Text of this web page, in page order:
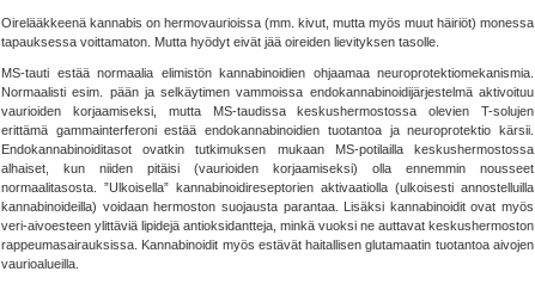
Oirelääkkeenä kannabis on hermovaurioissa (mm. kivut, mutta myös muut häiriöt) monessa
tapauksessa voittamaton. Mutta hyödyt eivät jää oireiden lievityksen tasolle.
MS-tauti estää normaalia elimistön kannabinoidien ohjaamaa neuroprotektiomekanismia.
Normaalisti esim. pään ja selkäytimen vammoissa endokannabinoidijärjestelmä aktivoituu
vaurioiden korjaamiseksi, mutta MS-taudissa keskushermostossa olevien T-solujen
erittämä gammainterferoni estää endokannabinoidien tuotantoa ja neuroprotektio kärsii.
Endokannabinoiditasot ovatkin tutkimuksen mukaan MS-potilailla keskushermostossa
alhaiset, kun niiden pitäisi (vaurioiden korjaamiseksi) olla ennemmin nousseet
normaalitasosta. ”Ulkoisella” kannabinoidireseptorien aktivaatiolla (ulkoisesti annostelluilla
kannabinoideilla) voidaan hermoston suojausta parantaa. Lisäksi kannabinoidit ovat myös
veri-aivoesteen ylittäviä lipidejä antioksidantteja, minkä vuoksi ne auttavat keskushermoston
rappeumasairauksissa. Kannabinoidit myös estävät haitallisen glutamaatin tuotantoa aivojen
vaurioalueilla.